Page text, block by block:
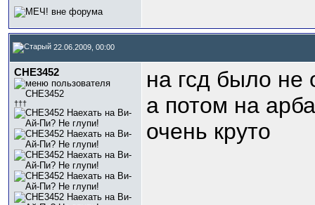
22.06.2009, 00:00
CHE3452
†††
на гсд было не
а потом на
очень круто